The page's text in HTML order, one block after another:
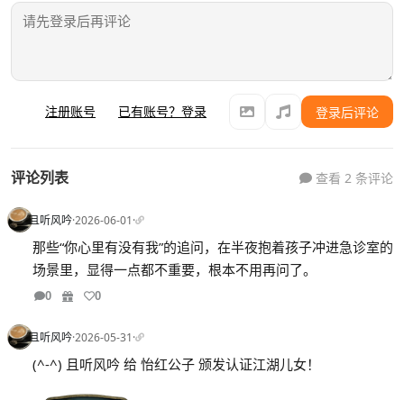
注册账号 已有账号？登录 登录后评论
评论列表 查看 2 条评论
且听风吟·2026-06-01·
那些“你心里有没有我”的追问，在半夜抱着孩子冲进急诊室的
场景里，显得一点都不重要，根本不用再问了。
0 0
且听风吟·2026-05-31·
(^-^) 且听风吟 给 怡红公子 颁发认证江湖儿女！